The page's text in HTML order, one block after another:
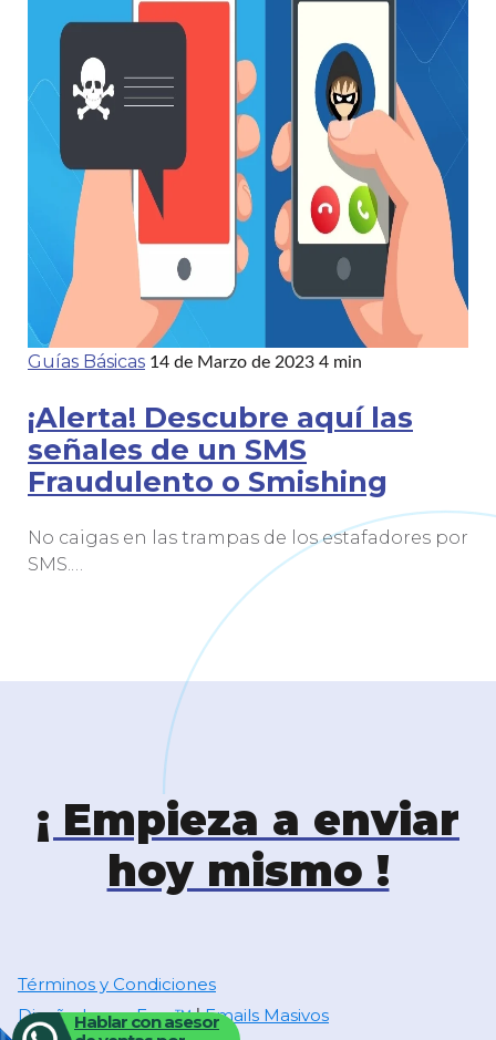
Guías Básicas 14 de Marzo de 2023 4 min
¡Alerta! Descubre aquí las
señales de un SMS
Fraudulento o Smishing
No caigas en las trampas de los estafadores por
SMS.…
¡ Empieza a enviar
hoy mismo !
Términos y Condiciones
Diseñado por Exus™|Emails Masivos
Hablar con asesor